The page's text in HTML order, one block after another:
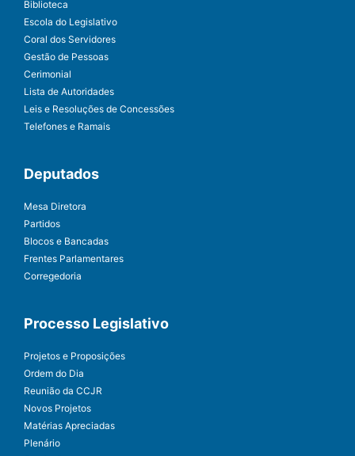
Biblioteca
Escola do Legislativo
Coral dos Servidores
Gestão de Pessoas
Cerimonial
Lista de Autoridades
Leis e Resoluções de Concessões
Telefones e Ramais
Deputados
Mesa Diretora
Partidos
Blocos e Bancadas
Frentes Parlamentares
Corregedoria
Processo Legislativo
Projetos e Proposições
Ordem do Dia
Reunião da CCJR
Novos Projetos
Matérias Apreciadas
Plenário